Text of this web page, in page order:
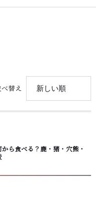
べ替え
ら食べる？鹿・猪・穴熊・